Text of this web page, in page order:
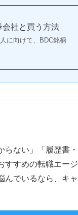
社と買う方法
に向けて、BDC銘柄
らない」「履歴書・
すすめの転職エージ
んでいるなら、キャ